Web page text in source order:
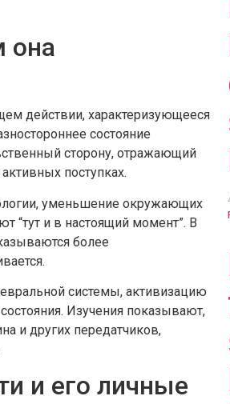
она
действии, характеризующееся
состояние
сторону, отражающий
поступках.
уменьшение окружающих
“тут и в настоящий момент”. В
более
системы, активизацию
Изучения показывают,
и других передатчиков,
и его личные